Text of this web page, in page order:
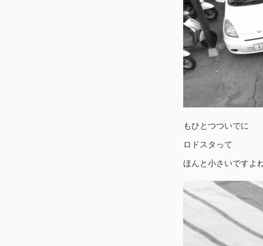
もひとつついでに
ロドスタって
ほんと小さいですよ